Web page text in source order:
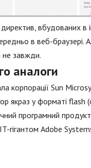
вбудованих в
в веб-браузері.
не завжди.
аналоги
корпорації Sun
якраз у форматі flash
програмний
гігантом Adobe